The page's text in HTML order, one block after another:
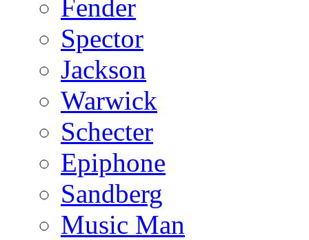
Fender
Spector
Jackson
Warwick
Schecter
Epiphone
Sandberg
Music Man